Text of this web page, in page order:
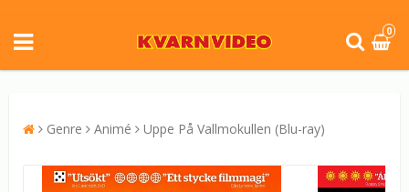
0
Genre Animé Uppe På Vallmokullen (Blu-ray)